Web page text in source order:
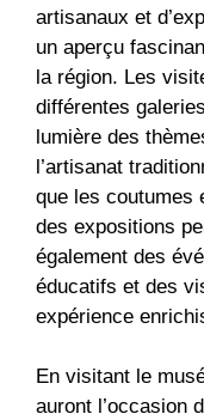
artisanaux et
un aperçu
la région. Les
différentes
lumière des
l’artisanat
que les coutumes
des expositions
également des
éducatifs et des
expérience
En visitant le
auront l’occasion